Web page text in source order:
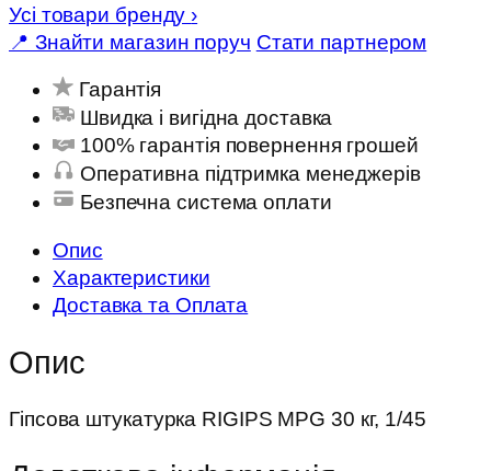
Усі товари бренду ›
📍 Знайти магазин поруч Стати партнером
Гарантія
Швидка і вигідна доставка
100% гарантія повернення грошей
Оперативна підтримка менеджерів
Безпечна система оплати
Опис
Характеристики
Доставка та Оплата
Опис
Гіпсова штукатурка RIGIPS MPG 30 кг, 1/45